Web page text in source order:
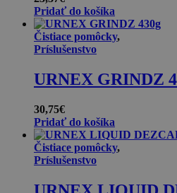
Pridať do košíka
Čistiace pomôcky,
Príslušenstvo
URNEX GRINDZ
30,75€
Pridať do košíka
Čistiace pomôcky,
Príslušenstvo